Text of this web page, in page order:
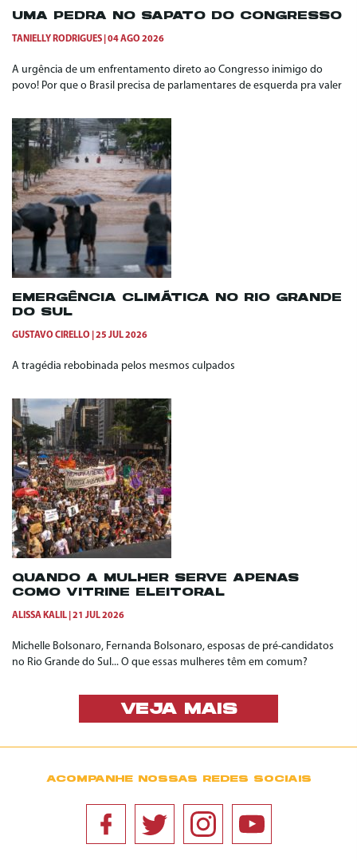
UMA PEDRA NO SAPATO DO CONGRESSO
TANIELLY RODRIGUES 04 AGO 2026
A urgência de um enfrentamento direto ao Congresso inimigo do
povo! Por que o Brasil precisa de parlamentares de esquerda pra valer
EMERGÊNCIA CLIMÁTICA NO RIO GRANDE
DO SUL
GUSTAVO CIRELLO 25 JUL 2026
A tragédia rebobinada pelos mesmos culpados
QUANDO A MULHER SERVE APENAS
COMO VITRINE ELEITORAL
ALISSA KALIL 21 JUL 2026
Michelle Bolsonaro, Fernanda Bolsonaro, esposas de pré-candidatos
no Rio Grande do Sul... O que essas mulheres têm em comum?
VEJA MAIS
ACOMPANHE NOSSAS REDES SOCIAIS